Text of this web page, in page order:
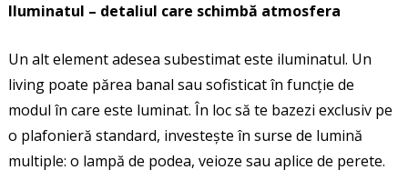
Iluminatul – detaliul care schimbă atmosfera
Un alt element adesea subestimat este iluminatul. Un
living poate părea banal sau sofisticat în funcție de
modul în care este luminat. În loc să te bazezi exclusiv pe
o plafonieră standard, investește în surse de lumină
multiple: o lampă de podea, veioze sau aplice de perete.